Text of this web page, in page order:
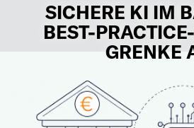
SICHERE KI IM
BEST-
GRENKE